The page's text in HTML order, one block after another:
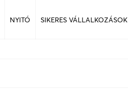
NYITÓ SIKERES VÁLLALKOZÁSOK